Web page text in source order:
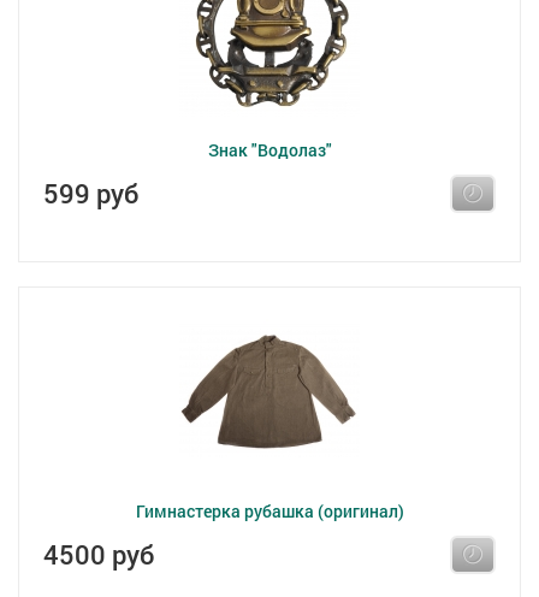
Знак "Водолаз"
599 руб
Гимнастерка рубашка (оригинал)
4500 руб